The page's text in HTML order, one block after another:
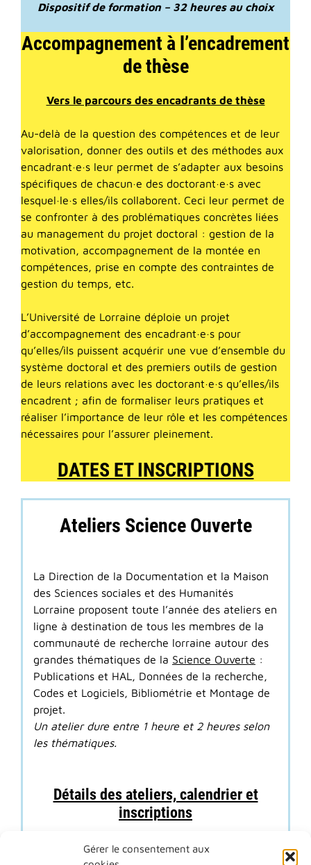
Gérer le consentement aux
Dispositif de formation – 32 heures au choix
Accompagnement à l’encadrement
de thèse
Vers le parcours des encadrants de thèse
Au-delà de la question des compétences et de leur
valorisation, donner des outils et des méthodes aux
encadrant·e·s leur permet de s’adapter aux besoins
spécifiques de chacun·e des doctorant·e·s avec
lesquel·le·s elles/ils collaborent. Ceci leur permet de
se confronter à des problématiques concrètes liées
au management du projet doctoral : gestion de la
motivation, accompagnement de la montée en
compétences, prise en compte des contraintes de
gestion du temps, etc.
L’Université de Lorraine déploie un projet
d’accompagnement des encadrant·e·s pour
qu’elles/ils puissent acquérir une vue d’ensemble du
système doctoral et des premiers outils de gestion
de leurs relations avec les doctorant·e·s qu’elles/ils
encadrent ; afin de formaliser leurs pratiques et
réaliser l’importance de leur rôle et les compétences
nécessaires pour l’assurer pleinement.
DATES ET INSCRIPTIONS
Ateliers Science Ouverte
La Direction de la Documentation et la Maison
des Sciences sociales et des Humanités
Lorraine proposent toute l’année des ateliers en
ligne à destination de tous les membres de la
communauté de recherche lorraine autour des
grandes thématiques de la Science Ouverte :
Publications et HAL, Données de la recherche,
Codes et Logiciels, Bibliométrie et Montage de
projet.
Un atelier dure entre 1 heure et 2 heures selon
les thématiques.
Détails des ateliers, calendrier et
inscriptions